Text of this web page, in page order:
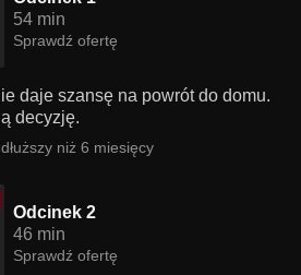
54 min
Sprawdź ofertę
daje szansę na powrót do domu.
decyzję.
niż 6 miesięcy
Odcinek 2
46 min
Sprawdź ofertę